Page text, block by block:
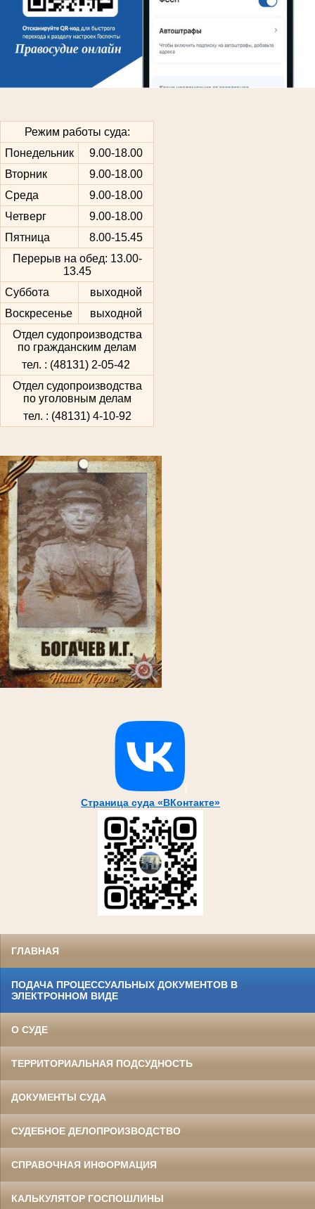
Режим работы суда:
Понедельник
9.00-18.00
Вторник
9.00-18.00
Среда
9.00-18.00
Четверг
9.00-18.00
Пятница
8.00-15.45
Перерыв на обед: 13.00-
13.45
Суббота
выходной
Воскресенье
выходной
Отдел судопроизводства
по гражданским делам
тел. : (48131) 2-05-42
Отдел судопроизводства
по уголовным делам
тел. : (48131) 4-10-92
Страница суда «ВКонтакте»
ГЛАВНАЯ
ПОДАЧА ПРОЦЕССУАЛЬНЫХ ДОКУМЕНТОВ В
ЭЛЕКТРОННОМ ВИДЕ
О СУДЕ
ТЕРРИТОРИАЛЬНАЯ ПОДСУДНОСТЬ
ДОКУМЕНТЫ СУДА
СУДЕБНОЕ ДЕЛОПРОИЗВОДСТВО
СПРАВОЧНАЯ ИНФОРМАЦИЯ
КАЛЬКУЛЯТОР ГОСПОШЛИНЫ